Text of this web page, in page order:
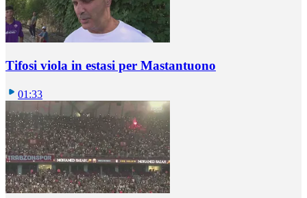
Tifosi viola in estasi per Mastantuono
01:33